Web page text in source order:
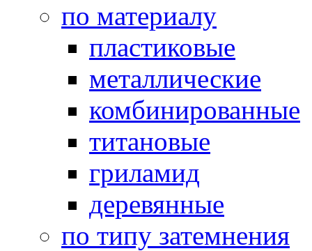
по материалу
пластиковые
металлические
комбинированные
титановые
гриламид
деревянные
по типу затемнения